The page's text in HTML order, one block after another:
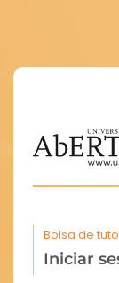
Iniciar
Bolsa de